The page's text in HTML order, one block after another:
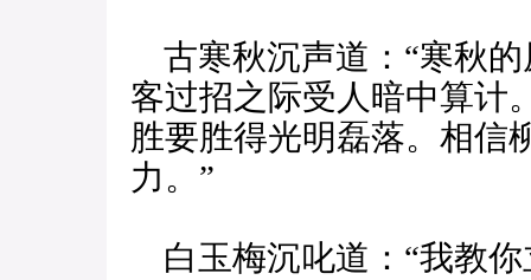
古寒秋沉声道：“寒秋
客过招之际受人暗中算计
胜要胜得光明磊落。相信
力。”
白玉梅沉叱道：“我教你